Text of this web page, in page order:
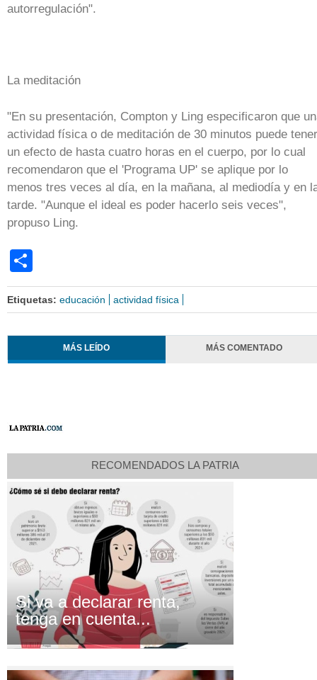
autorregulación".
La meditación
"En su presentación, Compton y Ling especificaron que
actividad física o de meditación de 30 minutos puede tener
un efecto de hasta cuatro horas en el cuerpo, por lo cual
recomendaron que el 'Programa UP' se aplique por lo
menos tres veces al día, en la mañana, al mediodía y en
tarde. "Aunque el ideal es poder hacerlo seis veces",
propuso Ling.
Etiquetas: educación actividad física
MÁS LEÍDO MÁS COMENTADO
RECOMENDADOS LA PATRIA
Si va a declarar renta,
tenga en cuenta...